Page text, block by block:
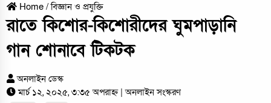
Home /বিজ্ঞান ও প্রযুক্তি
রাতে কিশোর-কিশোরীদের ঘুমপাড়ানি
গান শোনাবে টিকটক
অনলাইন ডেস্ক
মার্চ ১২, ২০২৫, ৩:৩৫ অপরাহ্ন | অনলাইন সংস্করণ